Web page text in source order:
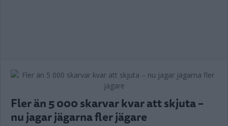
Fler än 5 000 skarvar kvar att skjuta –
nu jagar jägarna fler jägare